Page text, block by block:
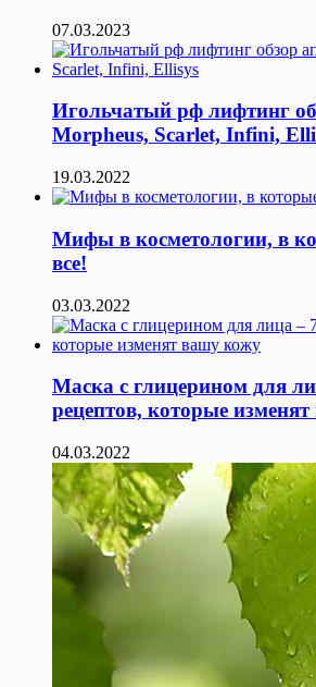
07.03.2023
Игольчатый рф лифтинг
Morpheus, Scarlet, Infini,
19.03.2022
Мифы в косметологии, в
все!
03.03.2022
Маска с глицерином для
рецептов, которые
04.03.2022